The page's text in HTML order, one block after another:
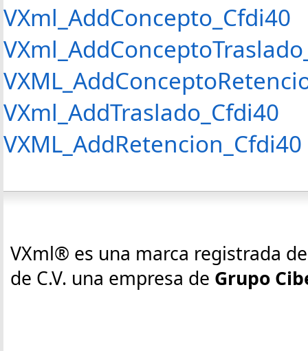
VXml_AddConcepto_Cfdi40
VXml_AddTraslado_Cfdi40
VXML_AddRetencion_Cfdi40
VXml® es una marca registrada
de C.V. una empresa de Grupo